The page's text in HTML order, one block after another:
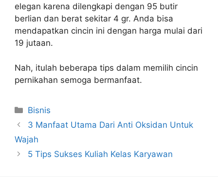
elegan karena dilengkapi dengan 95 butir
berlian dan berat sekitar 4 gr. Anda bisa
mendapatkan cincin ini dengan harga mulai dari
19 jutaan.
Nah, itulah beberapa tips dalam memilih cincin
pernikahan semoga bermanfaat.
Kategori
Bisnis
3 Manfaat Utama Dari Anti Oksidan Untuk
Wajah
5 Tips Sukses Kuliah Kelas Karyawan